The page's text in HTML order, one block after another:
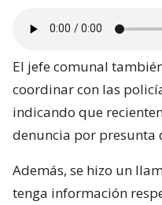
El jefe comunal
coordinar con las
indicando que
denuncia por presunta
Además, se hizo un
tenga información